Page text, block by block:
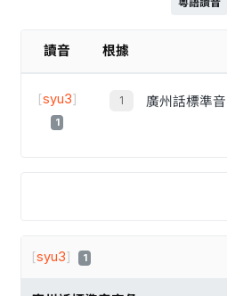
讀音 根據
[syu3]
1
廣州話標準
[syu3] 1